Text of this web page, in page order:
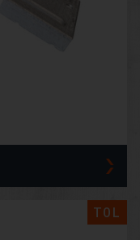
TOL